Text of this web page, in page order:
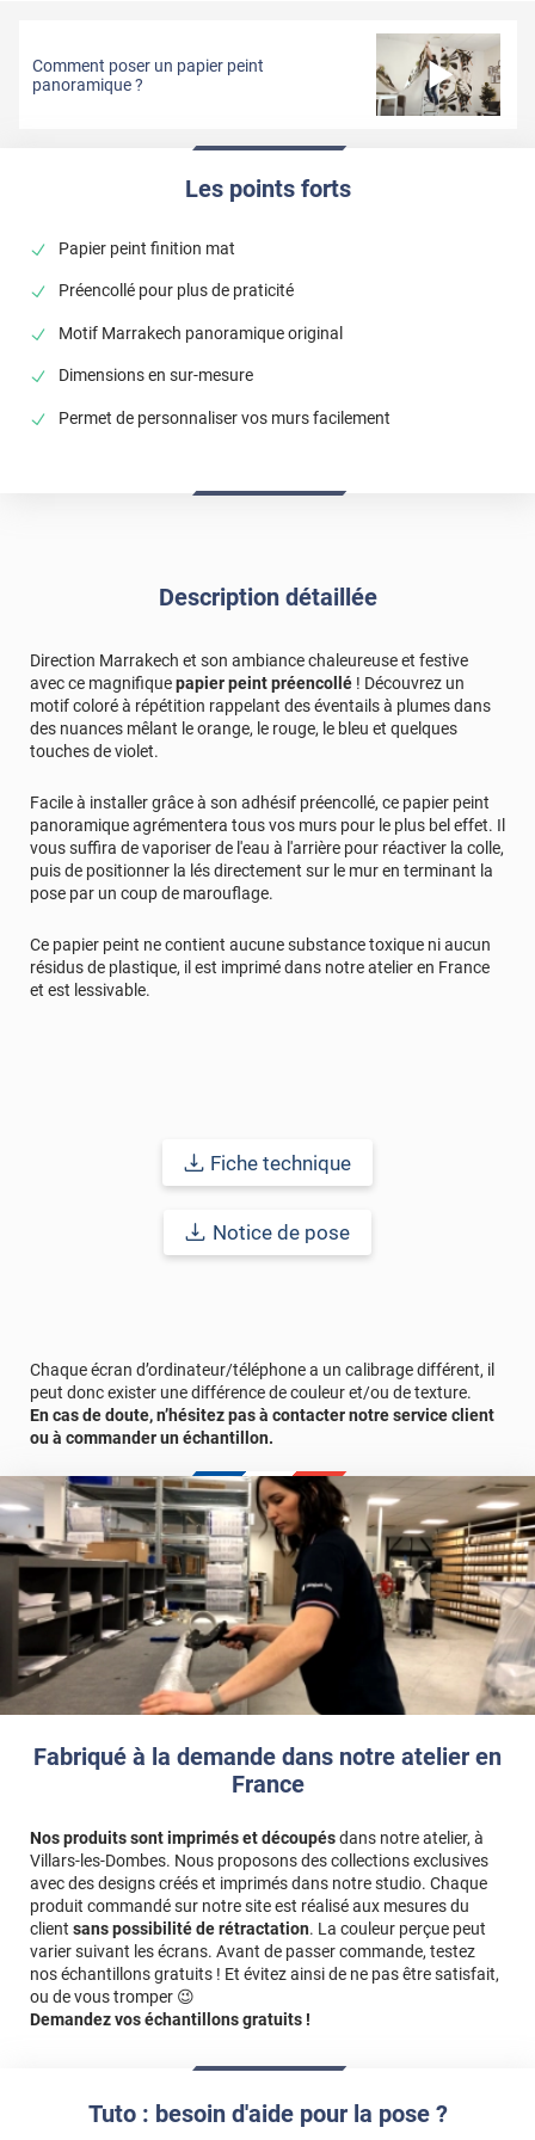
Comment poser un papier peint
panoramique ?
Les points forts
Papier peint finition mat
Préencollé pour plus de praticité
Motif Marrakech panoramique original
Dimensions en sur-mesure
Permet de personnaliser vos murs facilement
Fabriqué à la demande dans notre atelier en
France
Nos produits sont imprimés et découpésdans notre atelier, à
Villars-les-Dombes. Nous proposons des collections exclusives
avec des designs créés et imprimés dans notre studio. Chaque
produit commandé sur notre site est réalisé aux mesures du
client sans possibilité de rétractation. La couleur perçue peut
varier suivant les écrans. Avant de passer commande, testez
nos échantillons gratuits ! Et évitez ainsi de ne pas être satisfait,
ou de vous tromper 😉
Demandez vos échantillons gratuits !
Description détaillée
Direction Marrakech et son ambiance chaleureuse et festive
avec ce magnifiquepapier peint préencollé ! Découvrez un
motif coloré à répétition rappelant des éventails à plumes dans
des nuances mêlant le orange, le rouge, le bleu et quelques
touches de violet.
Facile à installer grâce à son adhésif préencollé, ce papier peint
panoramique agrémentera tous vos murs pour le plus bel effet. Il
vous suffira de vaporiser de l'eau à l'arrière pour réactiver la colle,
puis de positionner la lés directement sur le mur en terminant la
pose par un coup de marouflage.
Ce papier peint ne contient aucune substance toxique ni aucun
résidus de plastique, il est imprimé dans notre atelier en France
et est lessivable.
Fiche technique
Notice de pose
Chaque écran d’ordinateur/téléphone a un calibrage différent, il
peut donc exister une différence de couleur et/ou de texture.
En cas de doute, n’hésitez pas à contacter notre service client
ou à commander un échantillon.
Tuto : besoin d'aide pour la pose ?